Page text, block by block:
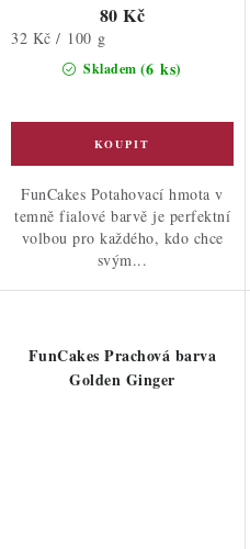
Skladem (6 ks)
80 Kč
Měrná
32 Kč / 100 g
FunCakes Potahovací hmota v
temně fialové barvě je perfektní
volbou pro každého, kdo chce
svým...
FunCakes Prachová barva
Golden Ginger